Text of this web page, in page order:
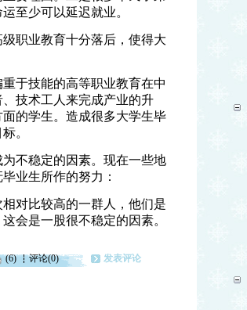
至少可以延迟就业。
职业教育十分落后，使得大
于技能的高等职业教育在中
技术工人来完成产业的升
的学生。造成很多大学生毕
。
不稳定的因素。现在一些地
业生所作的努力：
对比较高的一群人，他们是
会是一股很不稳定的因素。
(6) 评论(0) 发表评论